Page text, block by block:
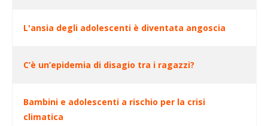
L'ansia degli adolescenti è diventata angoscia
C’è un’epidemia di disagio tra i ragazzi?
Bambini e adolescenti a rischio per la crisi
climatica